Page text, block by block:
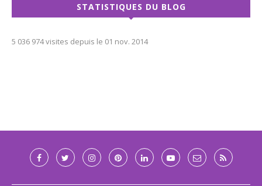
STATISTIQUES DU BLOG
5 036 974 visites depuis le 01 nov. 2014